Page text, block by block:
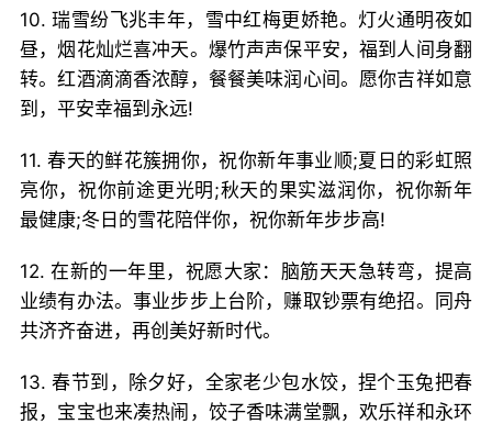
10. 瑞雪纷飞兆丰年，雪中红梅更娇艳。灯火通明夜如
昼，烟花灿烂喜冲天。爆竹声声保平安，福到人间身翻
转。红酒滴滴香浓醇，餐餐美味润心间。愿你吉祥如意
到，平安幸福到永远!
11. 春天的鲜花簇拥你，祝你新年事业顺;夏日的彩虹照
亮你，祝你前途更光明;秋天的果实滋润你，祝你新年
最健康;冬日的雪花陪伴你，祝你新年步步高!
12. 在新的一年里，祝愿大家：脑筋天天急转弯，提高
业绩有办法。事业步步上台阶，赚取钞票有绝招。同舟
共济齐奋进，再创美好新时代。
13. 春节到，除夕好，全家老少包水饺，捏个玉兔把春
报，宝宝也来凑热闹，饺子香味满堂飘，欢乐祥和永环